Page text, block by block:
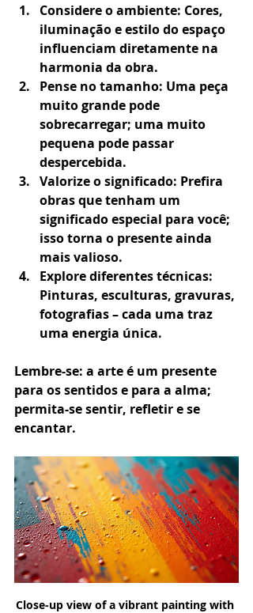
Considere o ambiente: Cores,
iluminação e estilo do espaço
influenciam diretamente na
harmonia da obra.
Pense no tamanho: Uma peça
muito grande pode
sobrecarregar; uma muito
pequena pode passar
despercebida.
Valorize o significado: Prefira
obras que tenham um
significado especial para você;
isso torna o presente ainda
mais valioso.
Explore diferentes técnicas:
Pinturas, esculturas, gravuras,
fotografias – cada uma traz
uma energia única.
Lembre-se: a arte é um presente
para os sentidos e para a alma;
permita-se sentir, refletir e se
encantar.
Close-up view of a vibrant painting with